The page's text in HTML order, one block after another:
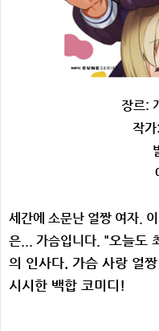
장르:
작가
세간에 소문난 얼짱 여자.
은... 가슴입니다. "오늘도
의 인사다. 가슴 사랑 얼
시시한 백합 코미디!